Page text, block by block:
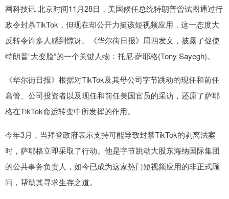
网科技讯 北京时间11月28日，美国候任总统特朗普曾试图通过行
政令封杀TikTok，但现在却公开力挺该短视频应用，这一态度大
反转令许多人感到惊讶。《华尔街日报》周四发文，披露了促使
特朗普“大变脸”的一个关键人物：托尼·萨耶格(Tony Sayegh)。
《华尔街日报》根据对TikTok及其母公司字节跳动的现任和前任
高管、公司投资者以及现任和前任美国官员的采访，还原了萨耶
格在TikTok命运转变中所发挥的作用。
今年3月，当拜登政府表示支持可能导致封禁TikTok的剥离法案
时，萨耶格立即采取了行动。他是字节跳动大股东海纳国际集团
的公共事务负责人，如今已成为这家热门短视频应用的非正式顾
问，帮助其寻求生存之道。